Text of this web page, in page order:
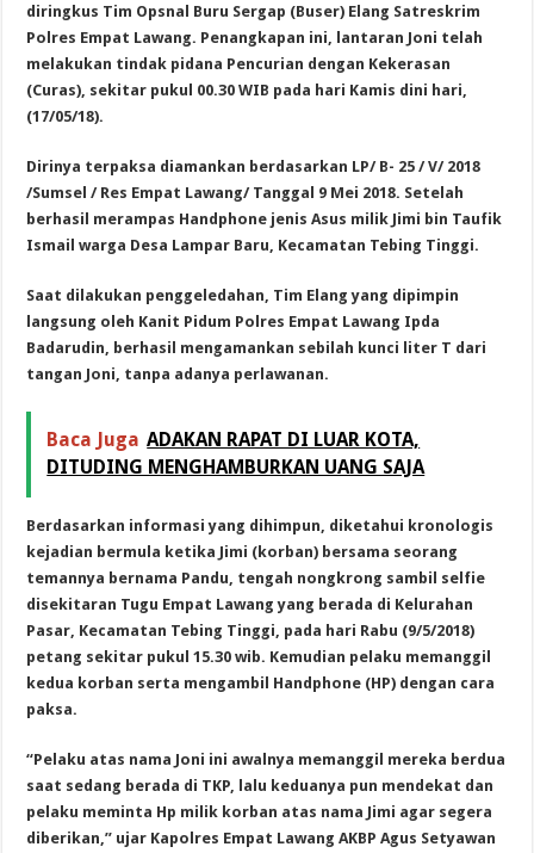
diringkus Tim Opsnal Buru Sergap (Buser) Elang Satreskrim
Polres Empat Lawang. Penangkapan ini, lantaran Joni telah
melakukan tindak pidana Pencurian dengan Kekerasan
(Curas), sekitar pukul 00.30 WIB pada hari Kamis dini hari,
(17/05/18).
Dirinya terpaksa diamankan berdasarkan LP/ B- 25 / V/ 2018
/Sumsel / Res Empat Lawang/ Tanggal 9 Mei 2018. Setelah
berhasil merampas Handphone jenis Asus milik Jimi bin Taufik
Ismail warga Desa Lampar Baru, Kecamatan Tebing Tinggi.
Saat dilakukan penggeledahan, Tim Elang yang dipimpin
langsung oleh Kanit Pidum Polres Empat Lawang Ipda
Badarudin, berhasil mengamankan sebilah kunci liter T dari
tangan Joni, tanpa adanya perlawanan.
Baca Juga ADAKAN RAPAT DI LUAR KOTA,
DITUDING MENGHAMBURKAN UANG SAJA
Berdasarkan informasi yang dihimpun, diketahui kronologis
kejadian bermula ketika Jimi (korban) bersama seorang
temannya bernama Pandu, tengah nongkrong sambil selfie
disekitaran Tugu Empat Lawang yang berada di Kelurahan
Pasar, Kecamatan Tebing Tinggi, pada hari Rabu (9/5/2018)
petang sekitar pukul 15.30 wib. Kemudian pelaku memanggil
kedua korban serta mengambil Handphone (HP) dengan cara
paksa.
“Pelaku atas nama Joni ini awalnya memanggil mereka berdua
saat sedang berada di TKP, lalu keduanya pun mendekat dan
pelaku meminta Hp milik korban atas nama Jimi agar segera
diberikan,” ujar Kapolres Empat Lawang AKBP Agus Setyawan